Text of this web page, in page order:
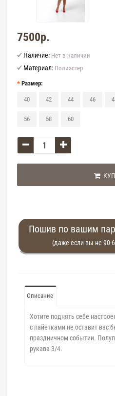
7500р.
Наличие: Нет в наличии
Материал: Полиэстер
Размер:
40 42 44 46
56 58 60
Пошив по вашим
(даже если вы не 90-
Описание
Хотите поднять себе
с пайетками не оставит вас
праздничном событии.
рукава 3/4.